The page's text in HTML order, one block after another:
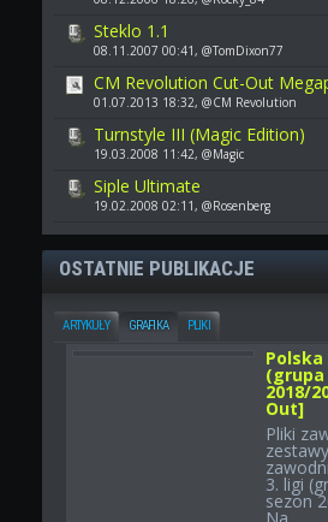
Steklo 1.1
08.11.2007 00:41, @TomDixon77
CM Revolution Cut-Out
01.07.2013 18:32, @CM Revolution
Turnstyle III (Magic Edition)
19.03.2008 11:42, @Magic
Siple Ultimate
19.02.2008 02:11, @Rosenberg
OSTATNIE PUBLIKACJE
ARTYKUŁY GRAFIKA PLIKI
Polska
(grupa
2018/
Out]
Pliki
3. ligi
sezon